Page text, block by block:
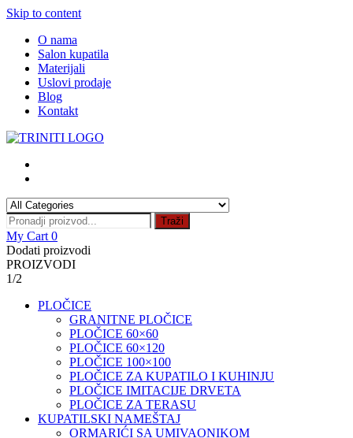
Skip to content
O nama
Salon kupatila
Materijali
Uslovi prodaje
Blog
Kontakt
Traži
My Cart 0
Dodati proizvodi
PROIZVODI
1/2
PLOČICE
GRANITNE PLOČICE
PLOČICE 60×60
PLOČICE 60×120
PLOČICE 100×100
PLOČICE ZA KUPATILO I KUHINJU
PLOČICE IMITACIJE DRVETA
PLOČICE ZA TERASU
KUPATILSKI NAMEŠTAJ
ORMARIĆI SA UMIVAONIKOM